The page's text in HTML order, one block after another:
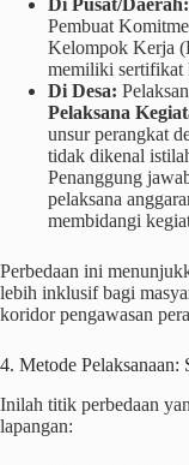
Di Pusat/Daerah:
Pembuat
Kelompok Kerja
memiliki sertifikat
Di Desa:
Pelaksana
unsur perangkat
tidak dikenal
Penanggung
pelaksana
membidangi
Perbedaan ini
lebih inklusif bagi
koridor pengawasan
4. Metode Pelaksanaan:
Inilah titik perbedaan
lapangan: